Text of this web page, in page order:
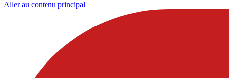
Aller au contenu principal